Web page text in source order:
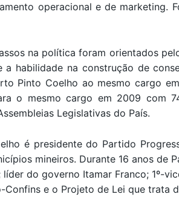
operacional e de marketing.
na política foram orientados
a habilidade na construção de
Pinto Coelho ao mesmo cargo
o mesmo cargo em 2009 com
Legislativas do País.
é presidente do Partido
mineiros. Durante 16 anos de
líder do governo Itamar Franco; 1º-
e o Projeto de Lei que trata